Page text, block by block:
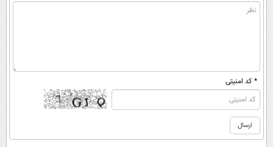
* کد امنیتی